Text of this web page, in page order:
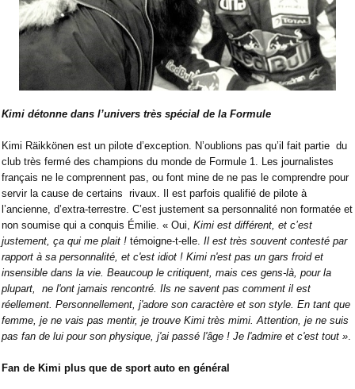
Kimi détonne dans l’univers très spécial de la Formule
Kimi Räikkönen est un pilote d’exception. N’oublions pas qu’il fait partie du
club très fermé des champions du monde de Formule 1. Les journalistes
français ne le comprennent pas, ou font mine de ne pas le comprendre pour
servir la cause de certains rivaux. Il est parfois qualifié de pilote à
l’ancienne, d’extra-terrestre. C’est justement sa personnalité non formatée et
non soumise qui a conquis Émilie. « Oui, Kimi est différent, et c’est
justement, ça qui me plait ! témoigne-t-elle. Il est très souvent contesté par
rapport à sa personnalité, et c'est idiot ! Kimi n'est pas un gars froid et
insensible dans la vie. Beaucoup le critiquent, mais ces gens-là, pour la
plupart,
ne l'ont jamais rencontré. Ils ne savent pas comment il est
réellement. Personnellement, j'adore son caractère et son style. En tant que
femme, je ne vais pas mentir, je trouve Kimi très mimi. Attention, je ne suis
pas fan de lui pour son physique, j'ai passé l'âge ! Je l'admire et c'est tout »
Fan de Kimi plus que de sport auto en général